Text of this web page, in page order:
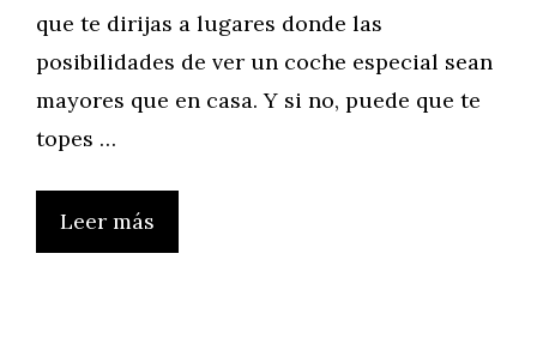
que te dirijas a lugares donde las
posibilidades de ver un coche especial sean
mayores que en casa. Y si no, puede que te
topes …
Leer más